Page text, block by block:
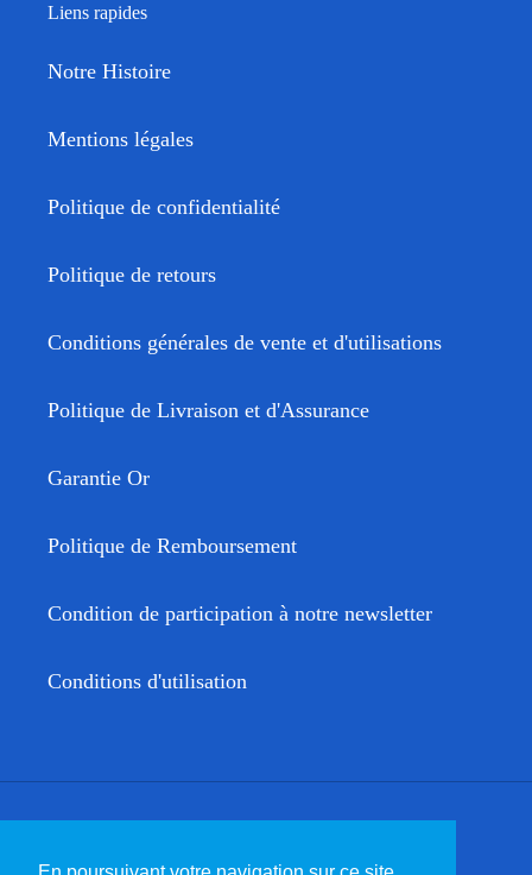
Liens rapides
Notre Histoire
Mentions légales
Politique de confidentialité
Politique de retours
Conditions générales de vente et d'utilisations
Politique de Livraison et d'Assurance
Garantie Or
Politique de Remboursement
Condition de participation à notre newsletter
Conditions d'utilisation